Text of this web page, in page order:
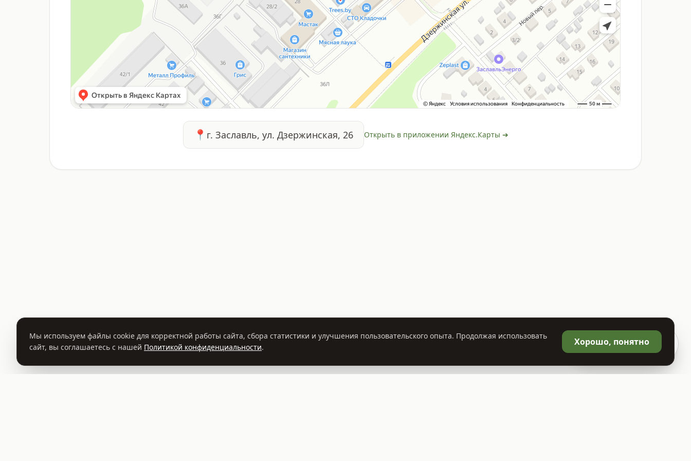
📍 г. Заславль, ул. Дзержинская, 26 Открыть в приложении Яндекс.Карты ➔
Мы используем файлы cookie для корректной работы сайта, сбора статистики и улучшения пользовательского опыта. Продолжая использовать
сайт, вы соглашаетесь с нашей Политикой конфиденциальности. Хорошо, понятно
🛒Корзина